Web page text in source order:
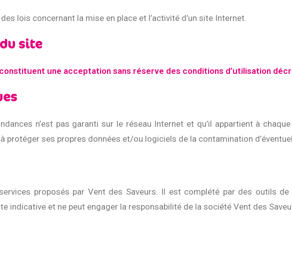
lois concernant la mise en place et l’activité d’un site Internet.
site
une acceptation sans réserve des conditions d’utilisation
n’est pas garanti sur le réseau Internet et qu’il appartient à
protéger ses propres données et/ou logiciels de la contamination
proposés par Vent des Saveurs. Il est complété par des outils
indicative et ne peut engager la responsabilité de la société Vent des